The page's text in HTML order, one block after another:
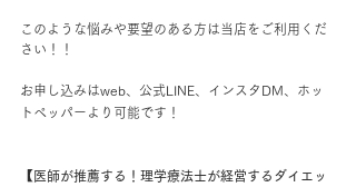
このような悩みや要望のある方は当店をご利用くだ
さい！！
お申し込みはweb、公式LINE、インスタDM、ホッ
トペッパーより可能です！
【医師が推薦する！理学療法士が経営するダイエッ